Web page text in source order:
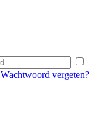
Wachtwoord vergeten?